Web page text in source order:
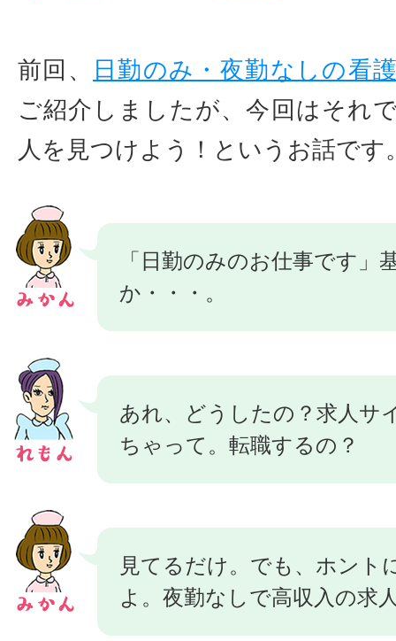
前回、
日勤のみ・夜勤なしの看
ご紹介しましたが、今回はそれ
人を見つけよう！というお話です
「日勤のみのお仕事です」
か・・・。
あれ、どうしたの？求人サ
ちゃって。転職するの？
見てるだけ。でも、ホント
よ。夜勤なしで高収入の求